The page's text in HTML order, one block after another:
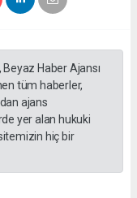
Haber Ajansı
tüm haberler,
ajans
yer alan hukuki
hiç bir